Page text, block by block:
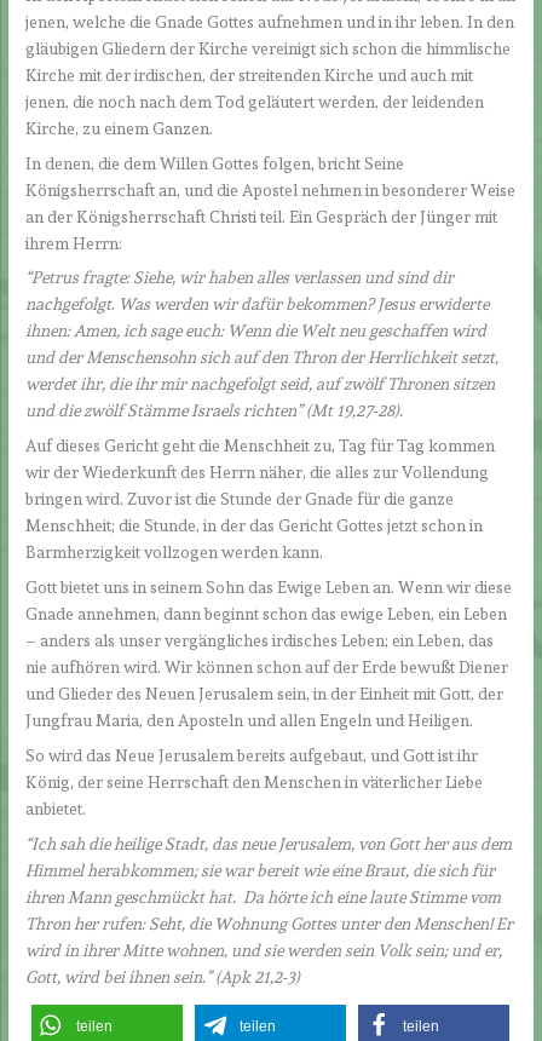
jenen, welche die Gnade Gottes aufnehmen und in ihr leben. In den
gläubigen Gliedern der Kirche vereinigt sich schon die himmlische
Kirche mit der irdischen, der streitenden Kirche und auch mit
jenen, die noch nach dem Tod geläutert werden, der leidenden
Kirche, zu einem Ganzen.
In denen, die dem Willen Gottes folgen, bricht Seine
Königsherrschaft an, und die Apostel nehmen in besonderer Weise
an der Königsherrschaft Christi teil. Ein Gespräch der Jünger mit
ihrem Herrn:
“Petrus fragte: Siehe, wir haben alles verlassen und sind dir
nachgefolgt. Was werden wir dafür bekommen? Jesus erwiderte
ihnen: Amen, ich sage euch: Wenn die Welt neu geschaffen wird
und der Menschensohn sich auf den Thron der Herrlichkeit setzt,
werdet ihr, die ihr mir nachgefolgt seid, auf zwölf Thronen sitzen
und die zwölf Stämme Israels richten” (Mt 19,27-28).
Auf dieses Gericht geht die Menschheit zu, Tag für Tag kommen
wir der Wiederkunft des Herrn näher, die alles zur Vollendung
bringen wird. Zuvor ist die Stunde der Gnade für die ganze
Menschheit; die Stunde, in der das Gericht Gottes jetzt schon in
Barmherzigkeit vollzogen werden kann.
Gott bietet uns in seinem Sohn das Ewige Leben an. Wenn wir diese
Gnade annehmen, dann beginnt schon das ewige Leben, ein Leben
– anders als unser vergängliches irdisches Leben; ein Leben, das
nie aufhören wird. Wir können schon auf der Erde bewußt Diener
und Glieder des Neuen Jerusalem sein, in der Einheit mit Gott, der
Jungfrau Maria, den Aposteln und allen Engeln und Heiligen.
So wird das Neue Jerusalem bereits aufgebaut, und Gott ist ihr
König, der seine Herrschaft den Menschen in väterlicher Liebe
anbietet.
“Ich sah die heilige Stadt, das neue Jerusalem, von Gott her aus dem
Himmel herabkommen; sie war bereit wie eine Braut, die sich für
ihren Mann geschmückt hat. Da hörte ich eine laute Stimme vom
Thron her rufen: Seht, die Wohnung Gottes unter den Menschen! Er
wird in ihrer Mitte wohnen, und sie werden sein Volk sein; und er,
Gott, wird bei ihnen sein.” (Apk 21,2-3)
teilen teilen teilen